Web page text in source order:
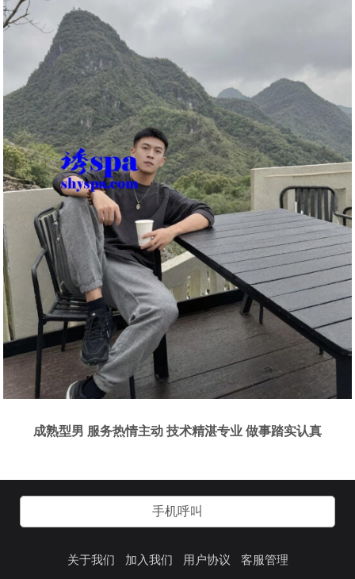
成熟型男 服务热情主动 技术精湛专业 做事踏实认真
手机呼叫
关于我们 加入我们 用户协议 客服管理